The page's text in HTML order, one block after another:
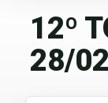
12º
28/